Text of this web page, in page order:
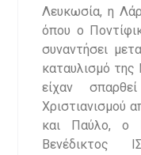
Λευκωσία, η
όπου ο
συναντήσει
καταυλισμό
είχαν
Χριστιανισμού
και Παύλο, ο